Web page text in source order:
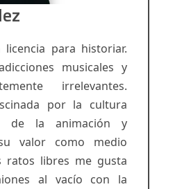
para historiar.
musicales y
irrelevantes.
por la cultura
de la animación y
valor como medio
ratos libres me gusta
al vacío con la